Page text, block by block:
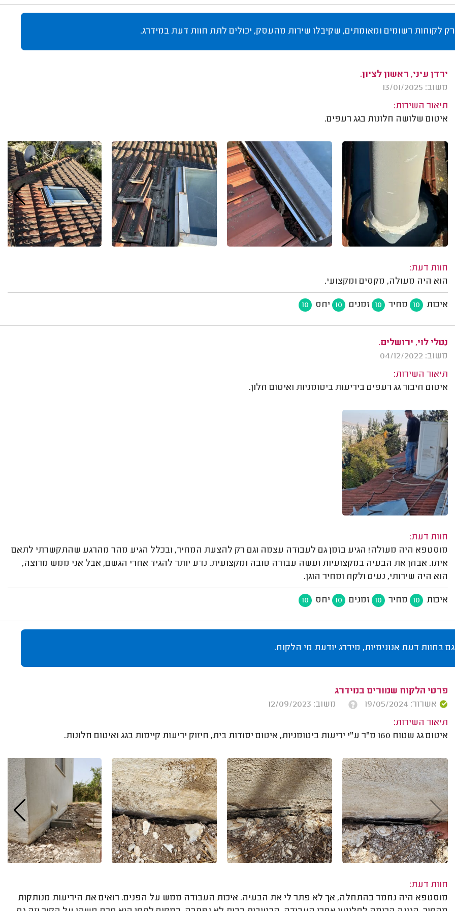
רק לקוחות רשומים ומאומתים, שקיבלו שירות מהעסק, יכולים לתת חוות דעת במידרג.
ירדן עיני, ראשון לציון.
משוב: 13/01/2025
תיאור השירות:
איטום שלושה חלונות בגג רעפים.
חוות דעת:
הוא היה מעולה, מקסים ומקצועי.
איכות 10 מחיר 10 זמנים 10 יחס 10
נטלי לוי, ירושלים.
משוב: 04/12/2022
תיאור השירות:
איטום חיבור גג רעפים ביריעות ביטומניות ואיטום חלון.
חוות דעת:
מוסטפא היה מעולה! הגיע בזמן גם לעבודה עצמה וגם רק להצעת המחיר, ובכלל הגיע מהר מהרגע שהתקשרתי לתאם
איתו. אבחן את הבעיה במקצועיות ועשה עבודה טובה ומקצועית. נדע יותר להגיד אחרי הגשם, אבל אני ממש מרוצה,
הוא היה שירותי, נעים ולקח ומחיר הוגן.
איכות 10 מחיר 10 זמנים 10 יחס 10
גם בחוות דעת אנונימיות, מידרג יודעת מי הלקוח.
פרטי הלקוח שמורים במידרג
אשרור: 19/05/2024
משוב: 12/09/2023
תיאור השירות:
איטום גג שטוח 160 מ"ר ע"י יריעות ביטומניות, איטום יסודות בית, חיזוק יריעות קיימות בגג ואיטום חלונות.
חוות דעת:
מוסטפא היה נחמד בהתחלה, אך לא פתר לי את הבעיה. איכות העבודה ממש על הפנים. רואים את היריעות מנותקות